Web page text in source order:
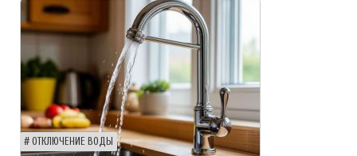
ОТКЛЮЧЕНИЕ ВОДЫ